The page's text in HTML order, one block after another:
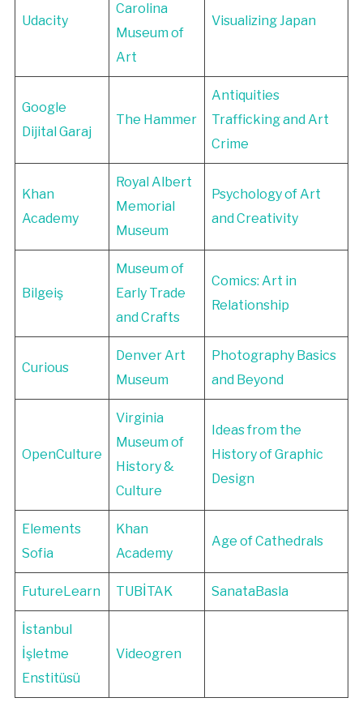
Udacity
Carolina
Museum of
Art
Visualizing Japan
Google
Dijital Garaj
The Hammer
Antiquities
Trafficking and Art
Crime
Khan
Academy
Royal Albert
Memorial
Museum
Psychology of Art
and Creativity
Bilgeiş
Museum of
Early Trade
and Crafts
Comics: Art in
Relationship
Curious
Denver Art
Museum
Photography Basics
and Beyond
OpenCulture
Virginia
Museum of
History &
Culture
Ideas from the
History of Graphic
Design
Elements
Sofia
Khan
Academy
Age of Cathedrals
FutureLearn TUBİTAK SanataBasla
İstanbul
İşletme
Enstitüsü
Videogren